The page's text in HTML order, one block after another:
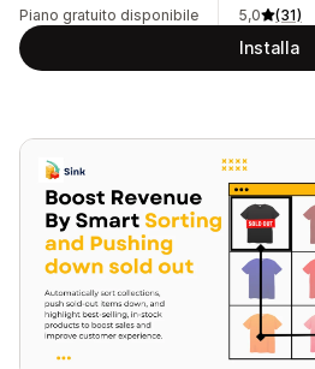
Piano gratuito disponibile
5,0
(31)
Installa